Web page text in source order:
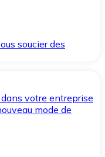
soucier des
votre entreprise
mode de